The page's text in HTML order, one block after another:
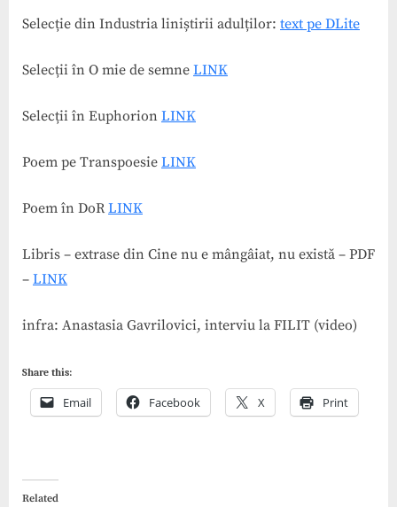
Selecție din Industria liniștirii adulților: text pe DLite
Selecții în O mie de semne LINK
Selecții în Euphorion LINK
Poem pe Transpoesie LINK
Poem în DoR LINK
Libris – extrase din Cine nu e mângâiat, nu există – PDF
– LINK
infra: Anastasia Gavrilovici, interviu la FILIT (video)
Share this:
Email Facebook X Print
Related